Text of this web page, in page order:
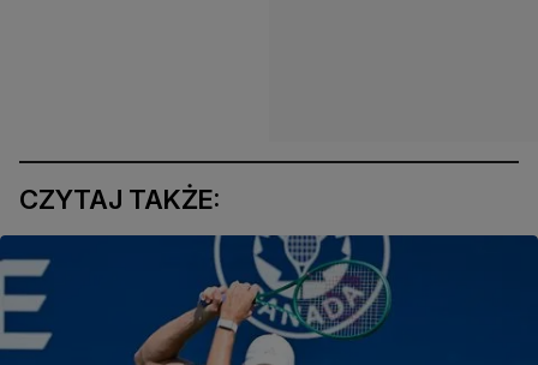
CZYTAJ TAKŻE: